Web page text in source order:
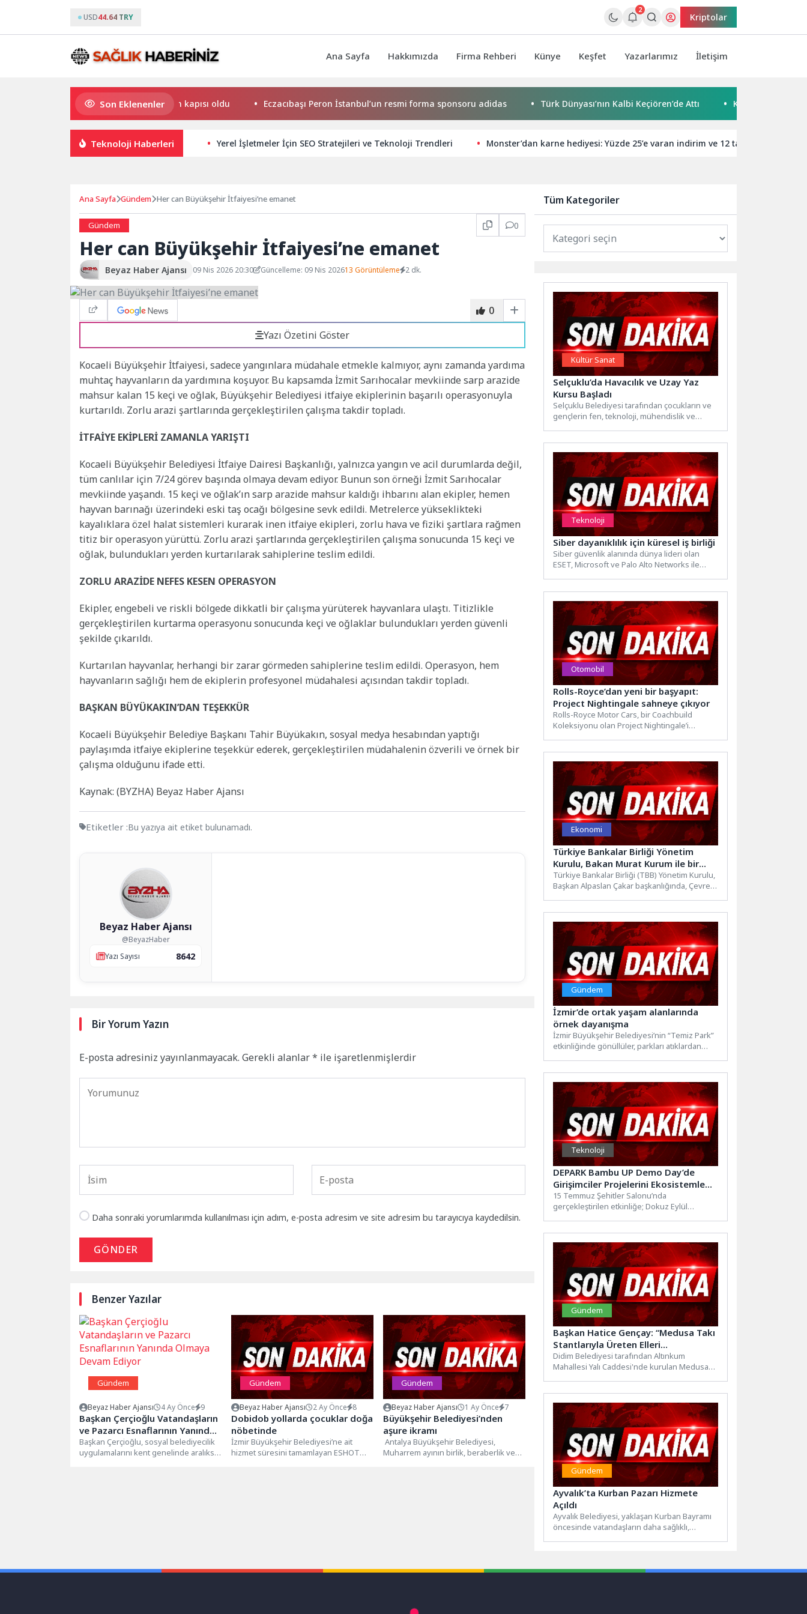
USD44.64 TRY
2
Kriptolar
Ana Sayfa Hakkımızda Firma Rehberi Künye Keşfet Yazarlarımız İletişim
Son Eklenenler
Semt Merkezi hayata yeniden açılan kapısı oldu Eczacıbaşı Peron İstanbul’un resmi forma sponsoru adidas Türk Dünyası’nın Kalbi Keçiören’de Attı Kaçak Bina
Teknoloji Haberleri Yerel İşletmeler İçin SEO Stratejileri ve Teknoloji Trendleri Monster’dan karne hediyesi: Yüzde 25’e varan indirim ve 12 taksit fırsatı!
Ana Sayfa Gündem Her can Büyükşehir İtfaiyesi’ne emanet
Gündem 0
Her can Büyükşehir İtfaiyesi’ne emanet
Beyaz Haber Ajansı 09 Nis 2026 20:30 Güncelleme: 09 Nis 202613 Görüntüleme 2 dk.
0
Yazı Özetini Göster
Kocaeli Büyükşehir İtfaiyesi, sadece yangınlara müdahale etmekle kalmıyor, aynı zamanda yardıma
muhtaç hayvanların da yardımına koşuyor. Bu kapsamda İzmit Sarıhocalar mevkiinde sarp arazide
mahsur kalan 15 keçi ve oğlak, Büyükşehir Belediyesi itfaiye ekiplerinin başarılı operasyonuyla
kurtarıldı. Zorlu arazi şartlarında gerçekleştirilen çalışma takdir topladı.
İTFAİYE EKİPLERİ ZAMANLA YARIŞTI
Kocaeli Büyükşehir Belediyesi İtfaiye Dairesi Başkanlığı, yalnızca yangın ve acil durumlarda değil,
tüm canlılar için 7/24 görev başında olmaya devam ediyor. Bunun son örneği İzmit Sarıhocalar
mevkiinde yaşandı. 15 keçi ve oğlak’ın sarp arazide mahsur kaldığı ihbarını alan ekipler, hemen
hayvan barınağı üzerindeki eski taş ocağı bölgesine sevk edildi. Metrelerce yükseklikteki
kayalıklara özel halat sistemleri kurarak inen itfaiye ekipleri, zorlu hava ve fiziki şartlara rağmen
titiz bir operasyon yürüttü. Zorlu arazi şartlarında gerçekleştirilen çalışma sonucunda 15 keçi ve
oğlak, bulundukları yerden kurtarılarak sahiplerine teslim edildi.
ZORLU ARAZİDE NEFES KESEN OPERASYON
Ekipler, engebeli ve riskli bölgede dikkatli bir çalışma yürüterek hayvanlara ulaştı. Titizlikle
gerçekleştirilen kurtarma operasyonu sonucunda keçi ve oğlaklar bulundukları yerden güvenli
şekilde çıkarıldı.
Kurtarılan hayvanlar, herhangi bir zarar görmeden sahiplerine teslim edildi. Operasyon, hem
hayvanların sağlığı hem de ekiplerin profesyonel müdahalesi açısından takdir topladı.
BAŞKAN BÜYÜKAKIN’DAN TEŞEKKÜR
Kocaeli Büyükşehir Belediye Başkanı Tahir Büyükakın, sosyal medya hesabından yaptığı
paylaşımda itfaiye ekiplerine teşekkür ederek, gerçekleştirilen müdahalenin özverili ve örnek bir
çalışma olduğunu ifade etti.
Kaynak: (BYZHA) Beyaz Haber Ajansı
Etiketler :Bu yazıya ait etiket bulunamadı.
Beyaz Haber Ajansı
@BeyazHaber
Yazı Sayısı
8642
Bir Yorum Yazın
E-posta adresiniz yayınlanmayacak. Gerekli alanlar* ile işaretlenmişlerdir
Daha sonraki yorumlarımda kullanılması için adım, e-posta adresim ve site adresim bu tarayıcıya kaydedilsin.
GÖNDER
Benzer Yazılar
Gündem
Beyaz Haber Ajansı 4 Ay Önce 9
Başkan Çerçioğlu Vatandaşların
ve Pazarcı Esnaflarının Yanında
Olmaya Devam Ediyor
Başkan Çerçioğlu, sosyal belediyecilik
uygulamalarını kent genelinde aralıksız
Gündem
Beyaz Haber Ajansı 2 Ay Önce 8
Dobidob yollarda çocuklar doğa
nöbetinde
İzmir Büyükşehir Belediyesi’ne ait
hizmet süresini tamamlayan ESHOT
Gündem
Beyaz Haber Ajansı 1 Ay Önce 7
Büyükşehir Belediyesi’nden
aşure ikramı
Antalya Büyükşehir Belediyesi,
Muharrem ayının birlik, beraberlik ve
Tüm Kategoriler
Kültür Sanat
Selçuklu’da Havacılık ve Uzay Yaz
Kursu Başladı
Selçuklu Belediyesi tarafından çocukların ve
gençlerin fen, teknoloji, mühendislik ve
Teknoloji
Siber dayanıklılık için küresel iş birliği
Siber güvenlik alanında dünya lideri olan
ESET, Microsoft ve Palo Alto Networks ile
Otomobil
Rolls-Royce’dan yeni bir başyapıt:
Project Nightingale sahneye çıkıyor
Rolls-Royce Motor Cars, bir Coachbuild
Koleksiyonu olan Project Nightingale’i
Ekonomi
Türkiye Bankalar Birliği Yönetim
Kurulu, Bakan Murat Kurum ile bir
araya geldi
Türkiye Bankalar Birliği (TBB) Yönetim Kurulu,
Başkan Alpaslan Çakar başkanlığında, Çevre,
Gündem
İzmir’de ortak yaşam alanlarında
örnek dayanışma
İzmir Büyükşehir Belediyesi’nin “Temiz Park”
etkinliğinde gönüllüler, parkları atıklardan
Teknoloji
DEPARK Bambu UP Demo Day’de
Girişimciler Projelerini Ekosistemle
Buluşturdu
15 Temmuz Şehitler Salonu’nda
gerçekleştirilen etkinliğe; Dokuz Eylül
Gündem
Başkan Hatice Gençay: “Medusa Takı
Stantlarıyla Üreten Elleri
Destekliyoruz”
Didim Belediyesi tarafından Altınkum
Mahallesi Yalı Caddesi'nde kurulan Medusa
Gündem
Ayvalık’ta Kurban Pazarı Hizmete
Açıldı
Ayvalık Belediyesi, yaklaşan Kurban Bayramı
öncesinde vatandaşların daha sağlıklı,